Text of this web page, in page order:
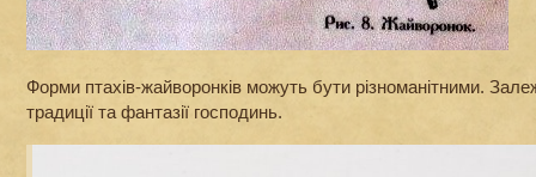
Форми птахів-жайворонків можуть бути різноманітними.
традиції та фантазії господинь.